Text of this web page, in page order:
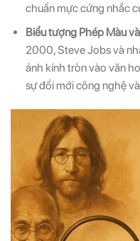
chuẩn mực cứng nhắc
Biểu tượng Phép Màu
2000, Steve Jobs và
ảnh kính tròn vào văn
sự đổi mới công nghệ